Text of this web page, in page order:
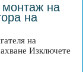
на
на
на
Изключете